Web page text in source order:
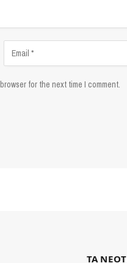
for the next time I comment.
ΤΑ